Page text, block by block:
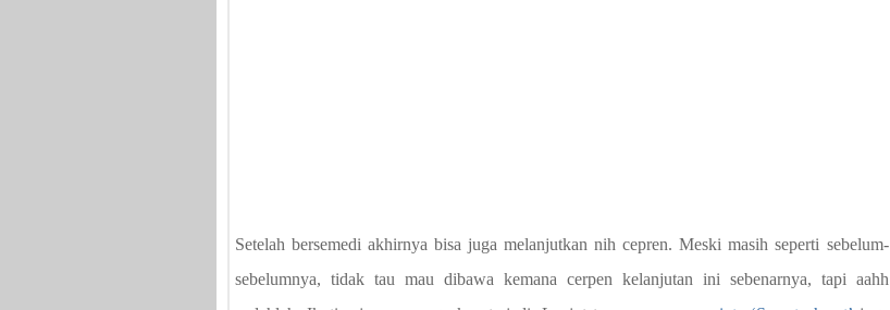
Setelah bersemedi akhirnya bisa juga melanjutkan nih cepren. Meski masih seperti sebelum-
sebelumnya, tidak tau mau dibawa kemana cerpen kelanjutan ini sebenarnya, tapi aahh